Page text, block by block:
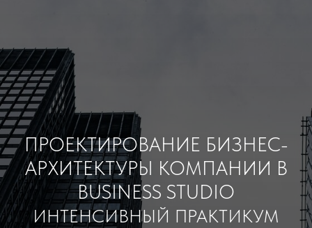
ПРОЕКТИРОВАНИЕ БИЗНЕС-
АРХИТЕКТУРЫ КОМПАНИИ В
BUSINESS STUDIO
ИНТЕНСИВНЫЙ ПРАКТИКУМ